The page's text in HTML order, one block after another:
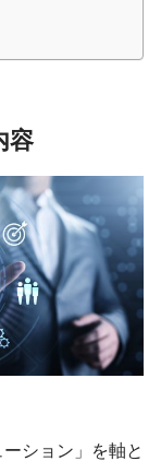
容
ション」を軸と